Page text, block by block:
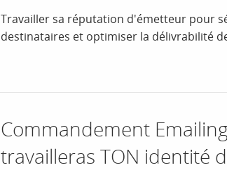
Travailler sa réputation d'émetteur pour
destinataires et optimiser la délivrabilité
Commandement
travailleras TON identité